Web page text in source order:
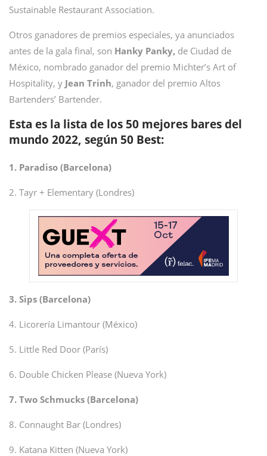
Sustainable Restaurant Association.
Otros ganadores de premios especiales, ya anunciados
antes de la gala final, son Hanky Panky, de Ciudad de
México, nombrado ganador del premio Michter’s Art of
Hospitality, y Jean Trinh, ganador del premio Altos
Bartenders’ Bartender.
Esta es la lista de los 50 mejores bares del
mundo 2022, según 50 Best:
1. Paradiso (Barcelona)
2. Tayr + Elementary (Londres)
3. Sips (Barcelona)
4. Licorería Limantour (México)
5. Little Red Door (París)
6. Double Chicken Please (Nueva York)
7. Two Schmucks (Barcelona)
8. Connaught Bar (Londres)
9. Katana Kitten (Nueva York)